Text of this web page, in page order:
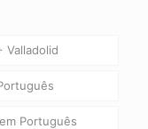
Português